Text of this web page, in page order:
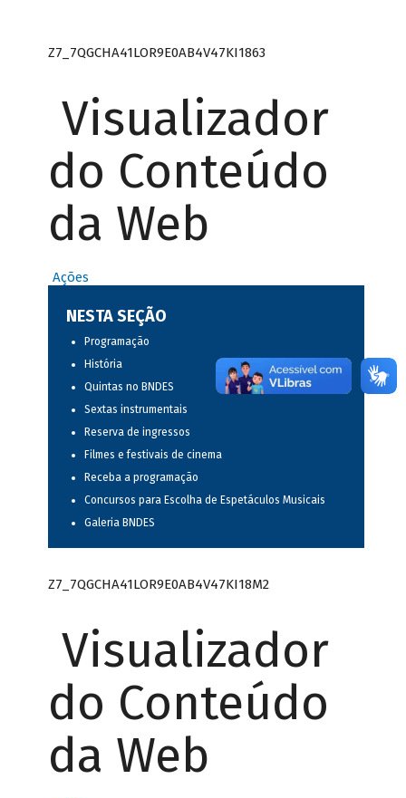
Z7_7QGCHA41LOR9E0AB4V47KI1863
Visualizador
do Conteúdo
da Web
Ações
NESTA SEÇÃO
Programação
História
Quintas no BNDES
Sextas instrumentais
Reserva de ingressos
Filmes e festivais de cinema
Receba a programação
Concursos para Escolha de Espetáculos Musicais
Galeria BNDES
Z7_7QGCHA41LOR9E0AB4V47KI18M2
Visualizador
do Conteúdo
da Web